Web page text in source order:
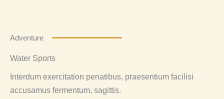
Adventure
Water Sports
Interdum exercitation penatibus, praesentium facilisi
accusamus fermentum, sagittis.